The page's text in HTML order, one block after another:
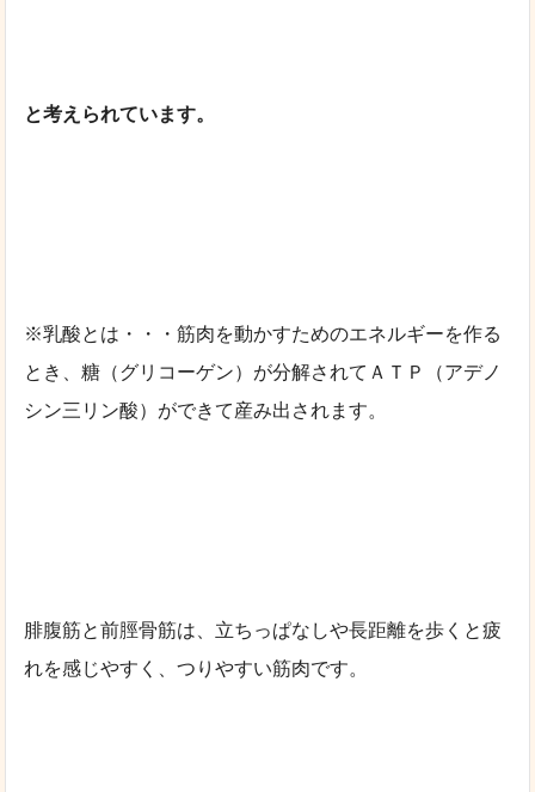
と考えられています。
※乳酸とは・・・筋肉を動かすためのエネルギーを作る
とき、糖（グリコーゲン）が分解されてＡＴＰ（アデノ
シン三リン酸）ができて産み出されます。
腓腹筋と前脛骨筋は、立ちっぱなしや長距離を歩くと疲
れを感じやすく、つりやすい筋肉です。